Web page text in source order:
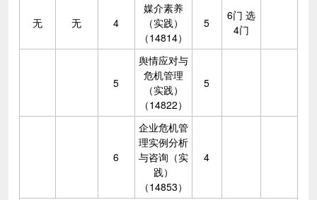
无 无 4
媒介素养
（实践）
（14814）
5
6门 选
4门
5
舆情应对与
危机管理
（实践）
（14822）
5
6
企业危机管
理实例分析
与咨询（实
践）
（14853）
4